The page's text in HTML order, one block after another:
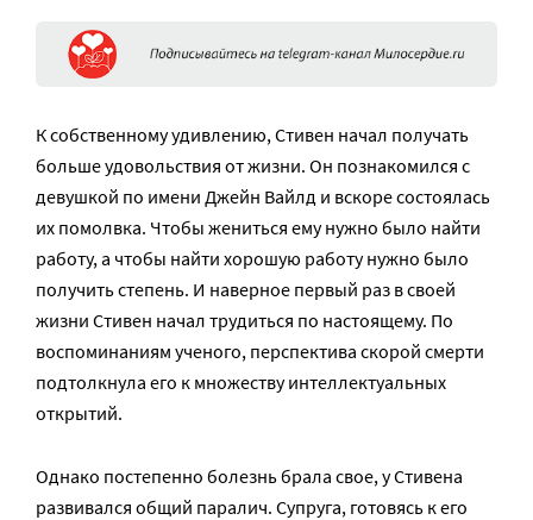
К собственному удивлению, Стивен начал получать
больше удовольствия от жизни. Он познакомился с
девушкой по имени Джейн Вайлд и вскоре состоялась
их помолвка. Чтобы жениться ему нужно было найти
работу, а чтобы найти хорошую работу нужно было
получить степень. И наверное первый раз в своей
жизни Стивен начал трудиться по настоящему. По
воспоминаниям ученого, перспектива скорой смерти
подтолкнула его к множеству интеллектуальных
открытий.
Однако постепенно болезнь брала свое, у Стивена
развивался общий паралич. Супруга, готовясь к его